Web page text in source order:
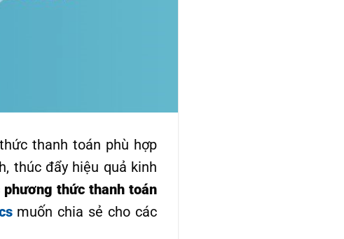
thanh toán phù hợp
thúc đẩy hiệu quả kinh
phương thức thanh toán
muốn chia sẻ cho các